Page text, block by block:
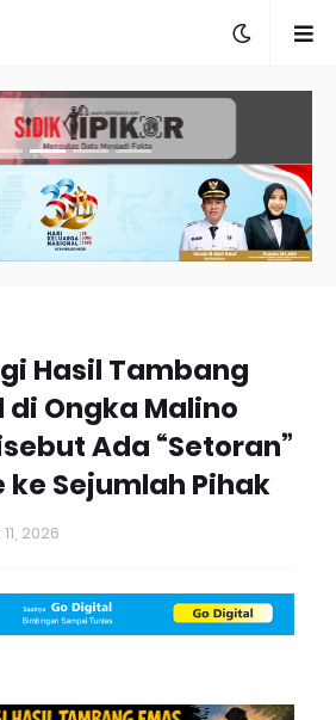
Hasil Tambang
di Ongka Malino
Ada “Setoran”
ke Sejumlah Pihak
2026